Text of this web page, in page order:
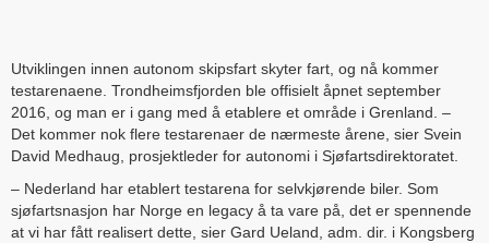
Utviklingen innen autonom skipsfart skyter fart, og nå kommer
testarenaene. Trondheimsfjorden ble offisielt åpnet september
2016, og man er i gang med å etablere et område i Grenland. –
Det kommer nok flere testarenaer de nærmeste årene, sier Svein
David Medhaug, prosjektleder for autonomi i Sjøfartsdirektoratet.
– Nederland har etablert testarena for selvkjørende biler. Som
sjøfartsnasjon har Norge en legacy å ta vare på, det er spennende
at vi har fått realisert dette, sier Gard Ueland, adm. dir. i Kongsberg